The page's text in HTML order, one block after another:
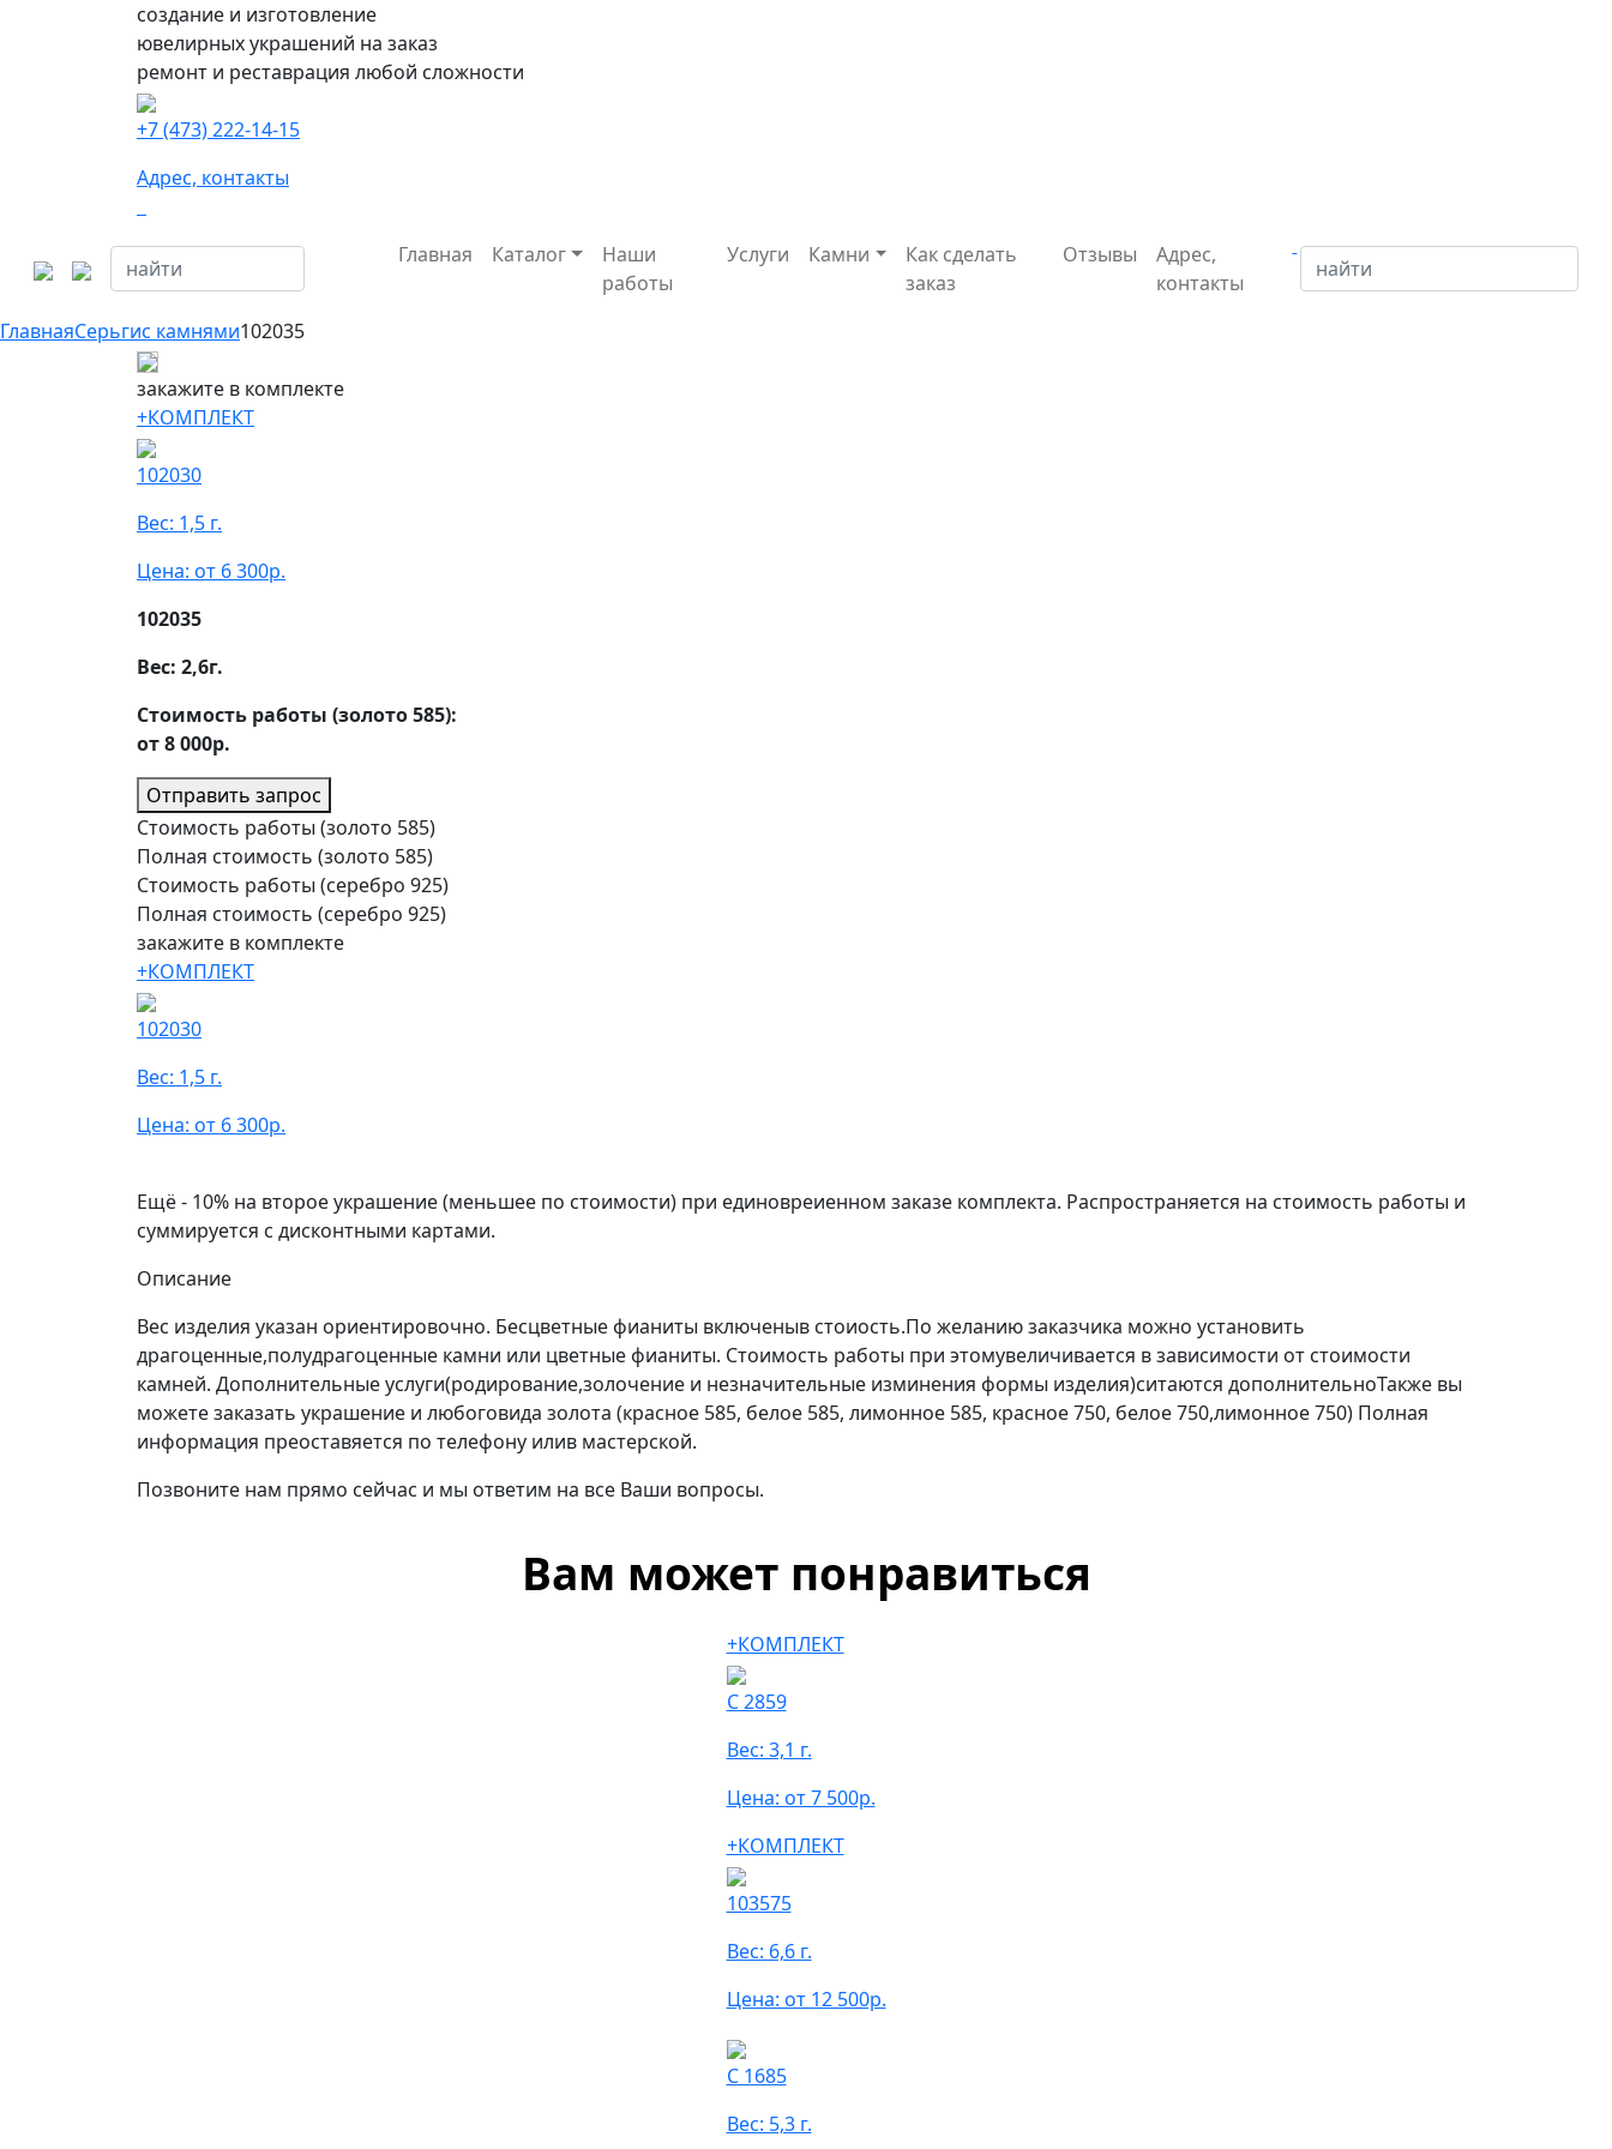
создание и изготовление
ювелирных украшений на заказ
ремонт и реставрация любой сложности
+7 (473) 222-14-15
Адрес, контакты
Главная Каталог
Наши
работы
Услуги Камни
Как сделать
заказ
Отзывы
Адрес,
контакты
ГлавнаяСерьгис камнями102035
закажите в комплекте
+КОМПЛЕКТ
102030
Вес: 1,5 г.
Цена: от 6 300р.
102035
Вес: 2,6г.
Стоимость работы (золото 585):
от 8 000р.
Отправить запрос
Стоимость работы (золото 585)
Полная стоимость (золото 585)
Стоимость работы (серебро 925)
Полная стоимость (серебро 925)
закажите в комплекте
+КОМПЛЕКТ
102030
Вес: 1,5 г.
Цена: от 6 300р.
Ещё - 10% на второе украшение (меньшее по стоимости) при единовреиенном заказе комплекта. Распространяется на стоимость работы и
суммируется с дисконтными картами.
Описание
Вес изделия указан ориентировочно. Бесцветные фианиты включеныв стоиость.По желанию заказчика можно установить
драгоценные,полудрагоценные камни или цветные фианиты. Стоимость работы при этомувеличивается в зависимости от стоимости
камней. Дополнительные услуги(родирование,золочение и незначительные изминения формы изделия)ситаются дополнительноТакже вы
можете заказать украшение и любоговида золота (красное 585, белое 585, лимонное 585, красное 750, белое 750,лимонное 750) Полная
информация преоставяется по телефону илив мастерской.
Позвоните нам прямо сейчас и мы ответим на все Ваши вопросы.
Вам может понравиться
+КОМПЛЕКТ
С 2859
Вес: 3,1 г.
Цена: от 7 500р.
+КОМПЛЕКТ
103575
Вес: 6,6 г.
Цена: от 12 500р.
С 1685
Вес: 5,3 г.